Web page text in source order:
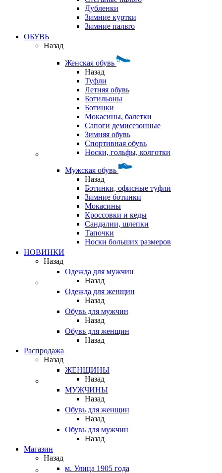
Дубленки
Зимние куртки
Зимние пальто
ОБУВЬ
Назад
Женская обувь
Назад
Туфли
Летняя обувь
Ботильоны
Ботинки
Мокасины, балетки
Сапоги демисезонные
Зимняя обувь
Спортивная обувь
Носки, гольфы, колготки
Мужская обувь
Назад
Ботинки, офисные туфли
Зимние ботинки
Мокасины
Кроссовки и кеды
Сандалии, шлепки
Тапочки
Носки больших размеров
НОВИНКИ
Назад
Одежда для мужчин
Назад
Одежда для женщин
Назад
Обувь для мужчин
Назад
Обувь для женщин
Назад
Распродажа
Назад
ЖЕНЩИНЫ
Назад
МУЖЧИНЫ
Назад
Обувь для женщин
Назад
Обувь для мужчин
Назад
Магазин
Назад
м. Улица 1905 года